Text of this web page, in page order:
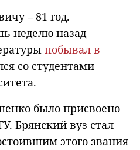
– 81 год.
неделю назад
побывал в
со студентами
было присвоено
Брянский вуз стал
этого звания